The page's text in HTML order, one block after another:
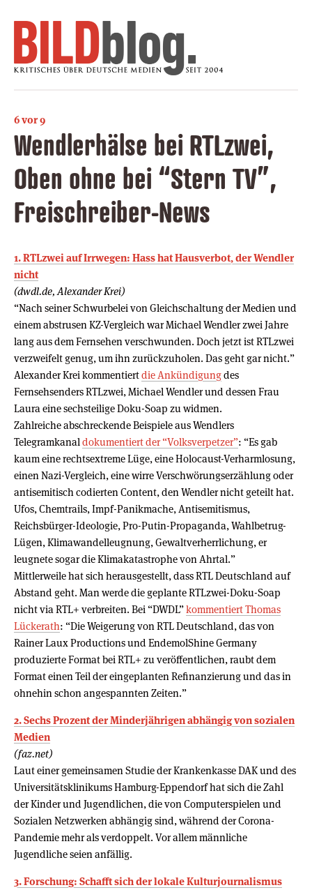
6 vor 9
Wendlerhälse bei RTLzwei,
Oben ohne bei “Stern TV”,
Freischreiber-News
1. RTLzwei auf Irrwegen: Hass hat Hausverbot, der Wendler
nicht
(dwdl.de, Alexander Krei)
“Nach seiner Schwurbelei von Gleichschaltung der Medien und
einem abstrusen KZ-Vergleich war Michael Wendler zwei Jahre
lang aus dem Fernsehen verschwunden. Doch jetzt ist RTLzwei
verzweifelt genug, um ihn zurückzuholen. Das geht gar nicht.”
Alexander Krei kommentiertdie Ankündigungdes
Fernsehsenders RTLzwei, Michael Wendler und dessen Frau
Laura eine sechsteilige Doku-Soap zu widmen.
Zahlreiche abschreckende Beispiele aus Wendlers
Telegramkanal dokumentiert der “Volksverpetzer”: “Es gab
kaum eine rechtsextreme Lüge, eine Holocaust-Verharmlosung,
einen Nazi-Vergleich, eine wirre Verschwörungserzählung oder
antisemitisch codierten Content, den Wendler nicht geteilt hat.
Ufos, Chemtrails, Impf-Panikmache, Antisemitismus,
Reichsbürger-Ideologie, Pro-Putin-Propaganda, Wahlbetrug-
Lügen, Klimawandelleugnung, Gewaltverherrlichung, er
leugnete sogar die Klimakatastrophe von Ahrtal.”
Mittlerweile hat sich herausgestellt, dass RTL Deutschland auf
Abstand geht. Man werde die geplante RTLzwei-Doku-Soap
nicht via RTL+ verbreiten. Bei “DWDL”kommentiert Thomas
Lückerath: “Die Weigerung von RTL Deutschland, das von
Rainer Laux Productions und EndemolShine Germany
produzierte Format bei RTL+ zu veröffentlichen, raubt dem
Format einen Teil der eingeplanten Refinanzierung und das in
ohnehin schon angespannten Zeiten.”
2. Sechs Prozent der Minderjährigen abhängig von sozialen
Medien
(faz.net)
Laut einer gemeinsamen Studie der Krankenkasse DAK und des
Universitätsklinikums Hamburg-Eppendorf hat sich die Zahl
der Kinder und Jugendlichen, die von Computerspielen und
Sozialen Netzwerken abhängig sind, während der Corona-
Pandemie mehr als verdoppelt. Vor allem männliche
Jugendliche seien anfällig.
3. Forschung: Schafft sich der lokale Kulturjournalismus